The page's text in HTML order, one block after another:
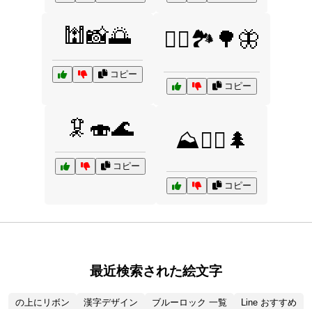
🕍📸🌅
コピー
🚶‍♂️🏞️🌳🦋
コピー
🦑🍣🌊
コピー
⛰️🚶‍♂️🌲
コピー
最近検索された絵文字
の上にリボン 漢字デザイン ブルーロック 一覧
Line おすすめ